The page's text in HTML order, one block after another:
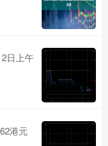
日上午
港元